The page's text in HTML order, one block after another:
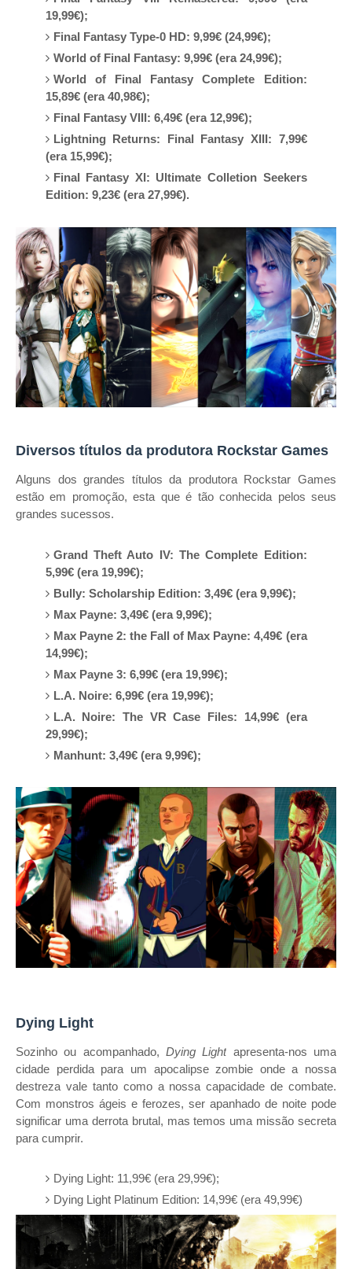
19,99€);
Final Fantasy Type-0 HD: 9,99€ (24,99€);
World of Final Fantasy: 9,99€ (era 24,99€);
World of Final Fantasy Complete Edition:
15,89€ (era 40,98€);
Final Fantasy VIII: 6,49€ (era 12,99€);
Lightning Returns: Final Fantasy XIII: 7,99€
(era 15,99€);
Final Fantasy XI: Ultimate Colletion Seekers
Edition: 9,23€ (era 27,99€).
Diversos títulos da produtora Rockstar Games
Alguns dos grandes títulos da produtora Rockstar Games
estão em promoção, esta que é tão conhecida pelos seus
grandes sucessos.
Grand Theft Auto IV: The Complete Edition:
5,99€ (era 19,99€);
Bully: Scholarship Edition: 3,49€ (era 9,99€);
Max Payne: 3,49€ (era 9,99€);
Max Payne 2: the Fall of Max Payne: 4,49€ (era
14,99€);
Max Payne 3: 6,99€ (era 19,99€);
L.A. Noire: 6,99€ (era 19,99€);
L.A. Noire: The VR Case Files: 14,99€ (era
29,99€);
Manhunt: 3,49€ (era 9,99€);
Dying Light
Sozinho ou acompanhado, Dying Light apresenta-nos uma
cidade perdida para um apocalipse zombie onde a nossa
destreza vale tanto como a nossa capacidade de combate.
Com monstros ágeis e ferozes, ser apanhado de noite pode
significar uma derrota brutal, mas temos uma missão secreta
para cumprir.
Dying Light: 11,99€ (era 29,99€);
Dying Light Platinum Edition: 14,99€ (era 49,99€)